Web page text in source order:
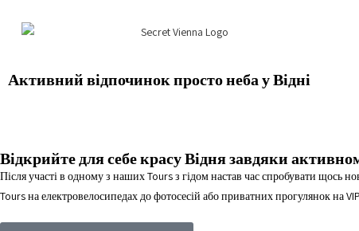
Активний відпочинок просто неба у Відні
Відкрийте для себе красу Відня завдяки
Після участі в одному з наших Tours з гідом настав час спробувати щось
Tours на електровелосипедах до фотосесій або приватних прогулянок на